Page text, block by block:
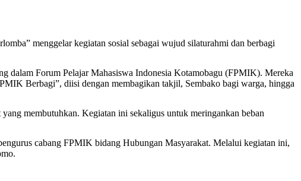
menggelar kegiatan sosial sebagai wujud silaturahmi dan berbagi
dalam Forum Pelajar Mahasiswa Indonesia Kotamobagu (FPMIK). Mereka
Berbagi”, diisi dengan membagikan takjil, Sembako bagi warga, hingga
membutuhkan. Kegiatan ini sekaligus untuk meringankan beban
cabang FPMIK bidang Hubungan Masyarakat. Melalui kegiatan ini,